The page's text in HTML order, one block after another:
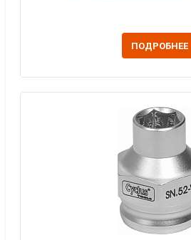
ПОДРОБНЕЕ